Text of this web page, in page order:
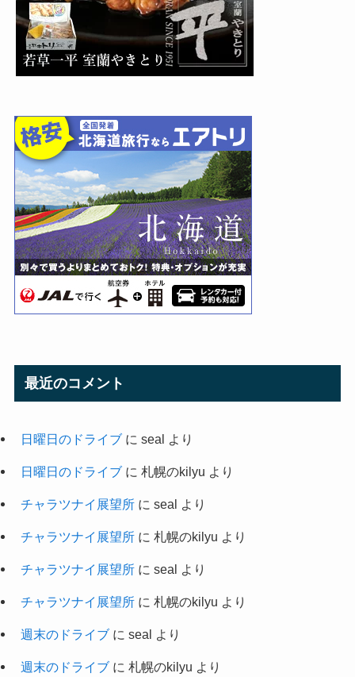
最近のコメント
日曜日のドライブに seal より
日曜日のドライブに 札幌のkilyu より
チャラツナイ展望所に seal より
チャラツナイ展望所に 札幌のkilyu より
チャラツナイ展望所に seal より
チャラツナイ展望所に 札幌のkilyu より
週末のドライブに seal より
週末のドライブに 札幌のkilyu より